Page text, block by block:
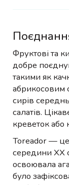
Фруктові та
добре
такими як
абрикосовим
сирів
салатів.
креветок або
Toreador — це
середини XX
освоювала
було